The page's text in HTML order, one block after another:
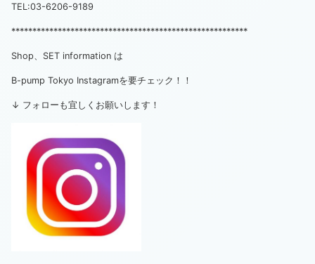
TEL:03-6206-9189
********************************************************
Shop、SET information は
B-pump Tokyo Instagramを要チェック！！
↓ フォローも宜しくお願いします！